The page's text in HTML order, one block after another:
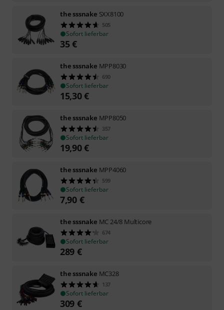
the sssnake SXX8100
505
Sofort lieferbar
35€
the sssnake MPP8030
690
Sofort lieferbar
15,30€
the sssnake MPP8050
357
Sofort lieferbar
19,90€
the sssnake MPP4060
599
Sofort lieferbar
7,90 €
the sssnake MC 24/8 Multicore
674
Sofort lieferbar
289 €
the sssnake MC328
137
Sofort lieferbar
309 €